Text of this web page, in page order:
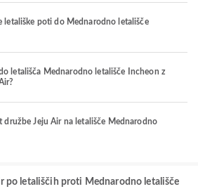
letališke poti do Mednarodno letališče
letališča Mednarodno letališče Incheon z
Jeju Air na letališče Mednarodno
po letališčih proti Mednarodno letališče